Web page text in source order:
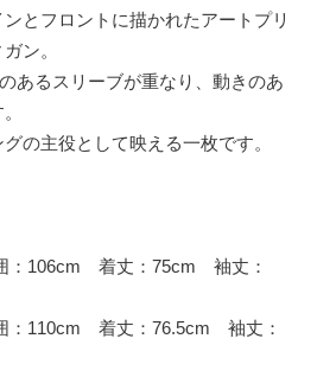
とフロントに描かれたアートプリ
ン。
あるスリーブが重なり、動きのあ
の主役として映える一枚です。
106cm 着丈：75cm 袖丈：
110cm 着丈：76.5cm 袖丈：